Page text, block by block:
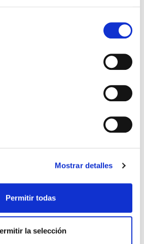
Mostrar detalles
Permitir todas
la selección